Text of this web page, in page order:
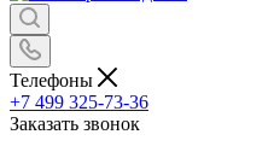
Телефоны
+7 499 325-73-36
Заказать звонок